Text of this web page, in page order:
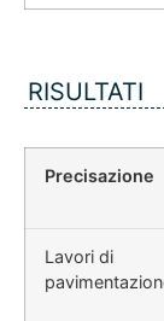
RISULTATI
Precisazione
Lavori di